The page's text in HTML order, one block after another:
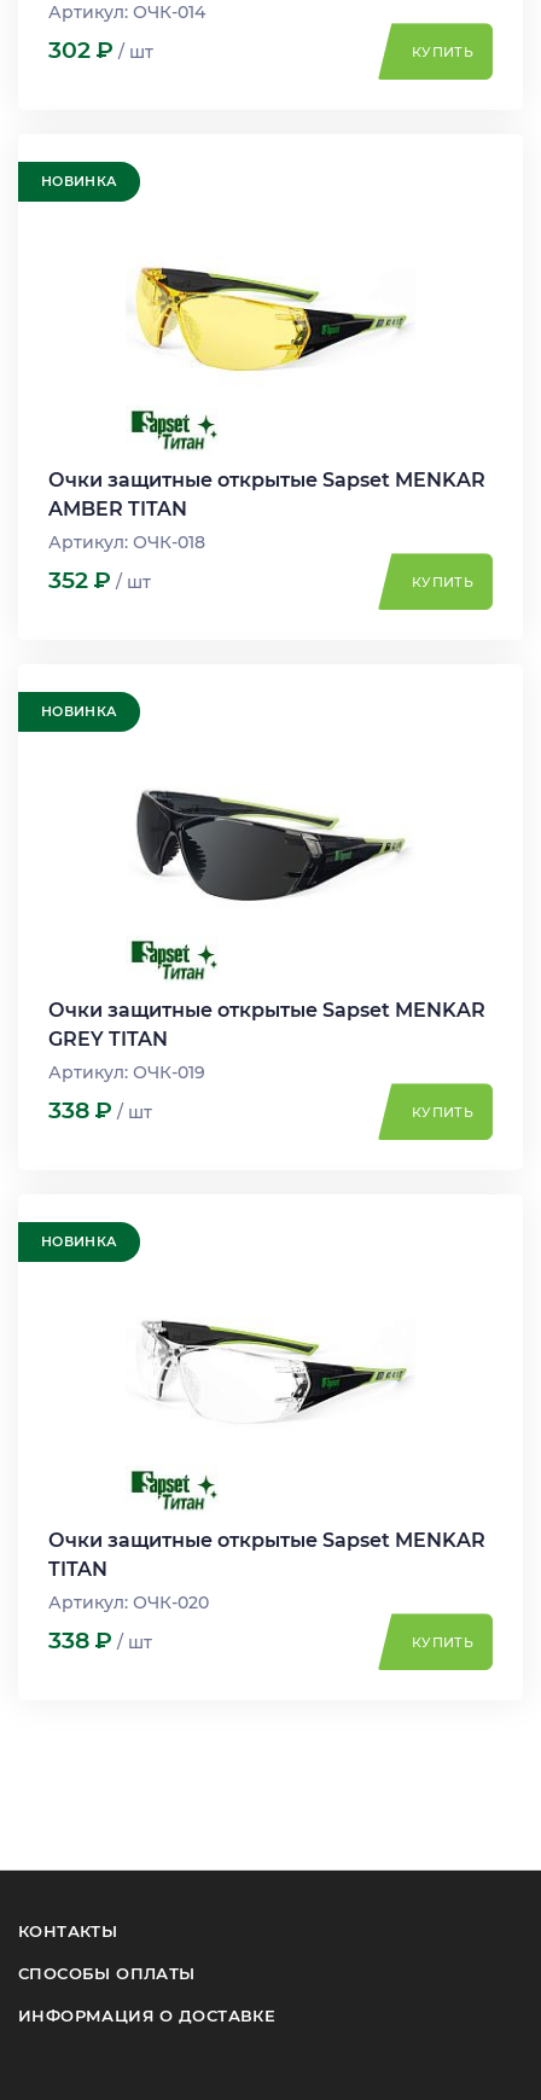
Артикул: ОЧК-014
302 Р / шт КУПИТЬ
НОВИНКА
Очки защитные открытые Sapset MENKAR
AMBER TITAN
Артикул: ОЧК-018
352 Р / шт КУПИТЬ
НОВИНКА
Очки защитные открытые Sapset MENKAR
GREY TITAN
Артикул: ОЧК-019
338 Р / шт КУПИТЬ
НОВИНКА
Очки защитные открытые Sapset MENKAR
TITAN
Артикул: ОЧК-020
338 Р / шт КУПИТЬ
КОНТАКТЫ
СПОСОБЫ ОПЛАТЫ
ИНФОРМАЦИЯ О ДОСТАВКЕ